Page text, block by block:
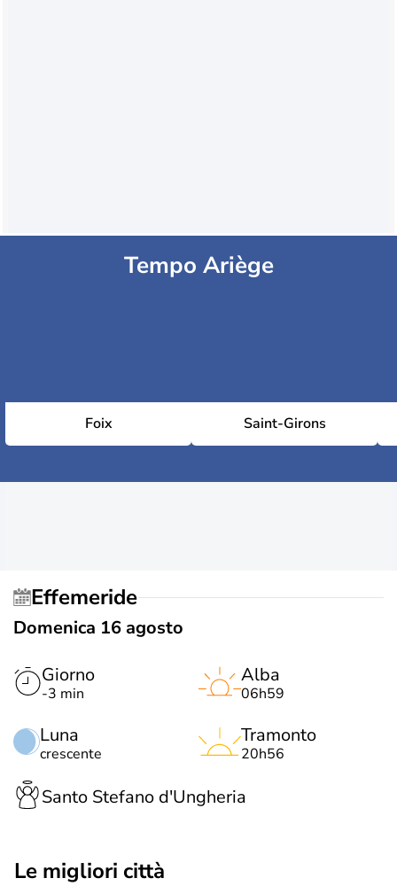
Tempo Ariège
Foix Saint-Girons
Effemeride
Domenica 16 agosto
Giorno
-3 min
Luna
crescente
Alba
06h59
Tramonto
20h56
Santo Stefano d'Ungheria
Le migliori città